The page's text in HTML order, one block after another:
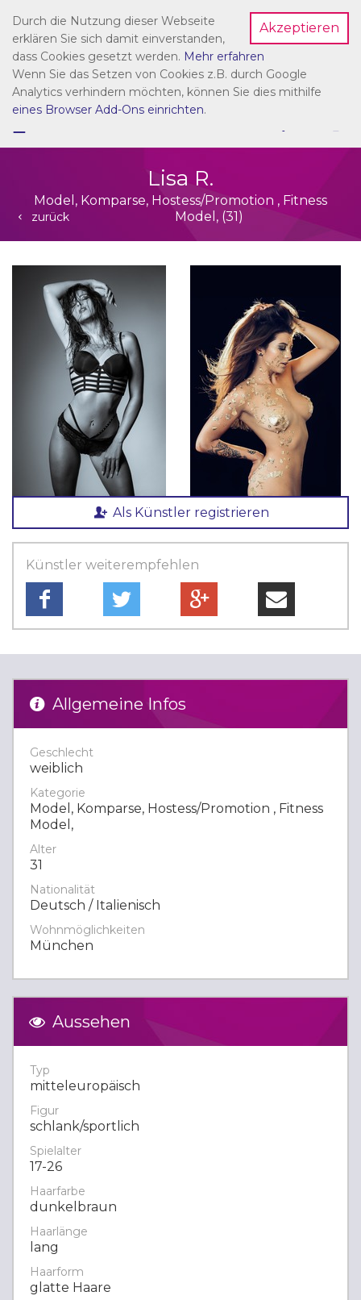
Dein Account
☰
Lisa R.
zurück
Model, Komparse, Hostess/Promotion , Fitness
Model, (31)
Als Künstler registrieren
Künstler weiterempfehlen
Allgemeine Infos
Geschlecht
weiblich
Kategorie
Model, Komparse, Hostess/Promotion , Fitness
Model,
Alter
31
Nationalität
Deutsch / Italienisch
Wohnmöglichkeiten
München
Aussehen
Typ
mitteleuropäisch
Figur
schlank/sportlich
Spielalter
17-26
Haarfarbe
dunkelbraun
Haarlänge
lang
Haarform
glatte Haare
Akzeptieren
Durch die Nutzung dieser Webseite
erklären Sie sich damit einverstanden,
dass Cookies gesetzt werden. Mehr erfahren
Wenn Sie das Setzen von Cookies z.B. durch Google
Analytics verhindern möchten, können Sie dies mithilfe
eines Browser Add-Ons einrichten.